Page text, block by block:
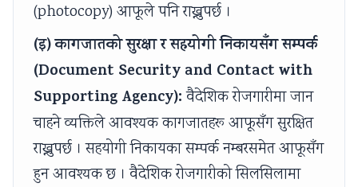
(photocopy) आफूले पनि राख्नुपर्छ ।
(इ) कागजातको सुरक्षा र सहयोगी निकायसँग सम्पर्क
(Document Security and Contact with
Supporting Agency):वैदेशिक रोजगारीमा जान
चाहने व्यक्तिले आवश्यक कागजातहरू आफूसँग सुरक्षित
राख्नुपर्छ । सहयोगी निकायका सम्पर्क नम्बरसमेत आफूसँग
हुन आवश्यक छ । वैदेशिक रोजगारीको सिलसिलामा